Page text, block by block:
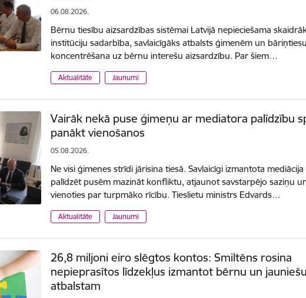
06.08.2026.
Bērnu tiesību aizsardzības sistēmai Latvijā nepieciešama
institūciju sadarbība, savlaicīgāks atbalsts ģimenēm un
koncentrēšana uz bērnu interešu aizsardzību. Par šiem…
Aktualitāte Jaunumi
Vairāk nekā puse ģimeņu ar mediatora palīdzību
panākt vienošanos
05.08.2026.
Ne visi ģimenes strīdi jārisina tiesā. Savlaicīgi izmantota mediācija
palīdzēt pusēm mazināt konfliktu, atjaunot savstarpējo saziņu
vienoties par turpmāko rīcību. Tieslietu ministrs Edvards…
Aktualitāte Jaunumi
26,8 miljoni eiro slēgtos kontos: Smiltēns rosina
nepieprasītos līdzekļus izmantot bērnu un jauniešu
atbalstam